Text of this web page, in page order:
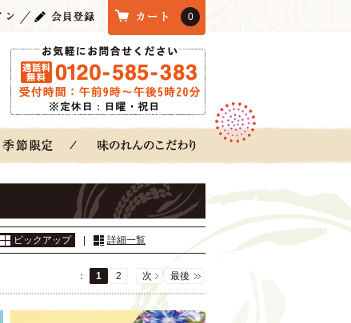
0
ピックアップ 詳細一覧
： 1 2 次 最後